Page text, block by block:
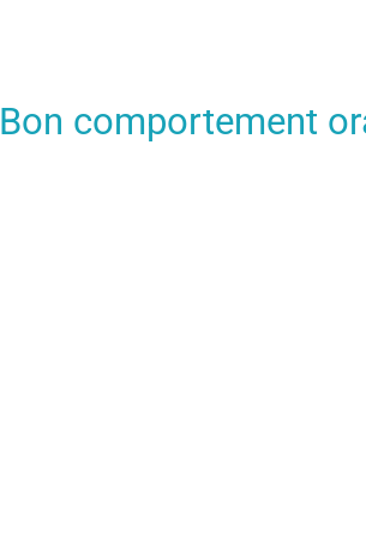
Bon comportement